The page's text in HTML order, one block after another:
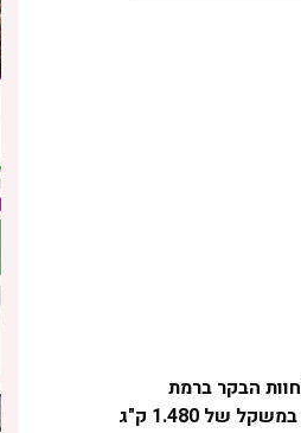
ברמת הגולן ונמכר ב- 25 אלף שקלים (!) לחוות הבקר ברמת
מגשימים. העגל מגזע סימנטל, בן 16 חודשים השוקל כעת 615 ק"ג (ויגיע למשקל של 1 טון) בעל תכונות פוריות ועלייה במשקל של 1.480 ק"ג